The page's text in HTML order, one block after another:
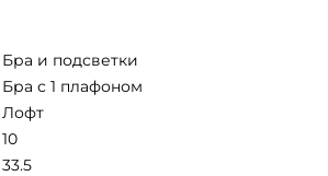
Бра и подсветки
Бра с 1 плафоном
Лофт
10
33.5